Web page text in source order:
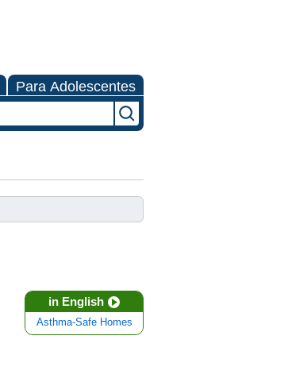
Para Adolescentes
in English
Asthma-Safe Homes